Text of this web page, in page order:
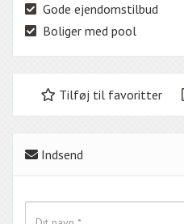
Gode ejendomstilbud
Boliger med pool
Tilføj til favoritter
Indsend